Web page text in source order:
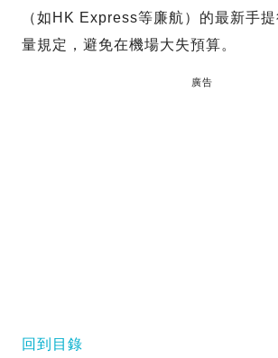
（如HK Express等廉航）的最新手
量規定，避免在機場大失預算。
廣告
回到目錄